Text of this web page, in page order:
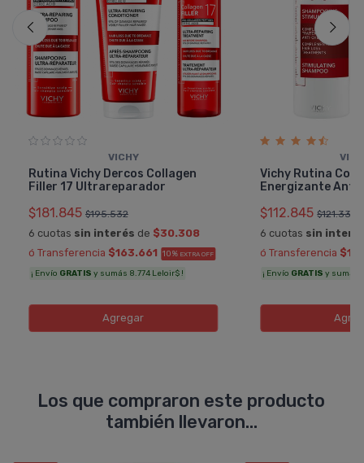
VICHY
Rutina Vichy Dercos Collagen
Filler 17 Ultrareparador
$181.845 $195.532
6 cuotas sin interés de $30.308
ó Transferencia $163.661 10% EXTRA OFF
¡ Envío GRATIS y sumás 8.774 Leloir$ !
Agregar
Vichy Rutina
Energizante
$112.845 $121.339
6 cuotas sin
ó Transferencia
¡ Envío GRATIS y sumás
Los que compraron este producto
también llevaron...